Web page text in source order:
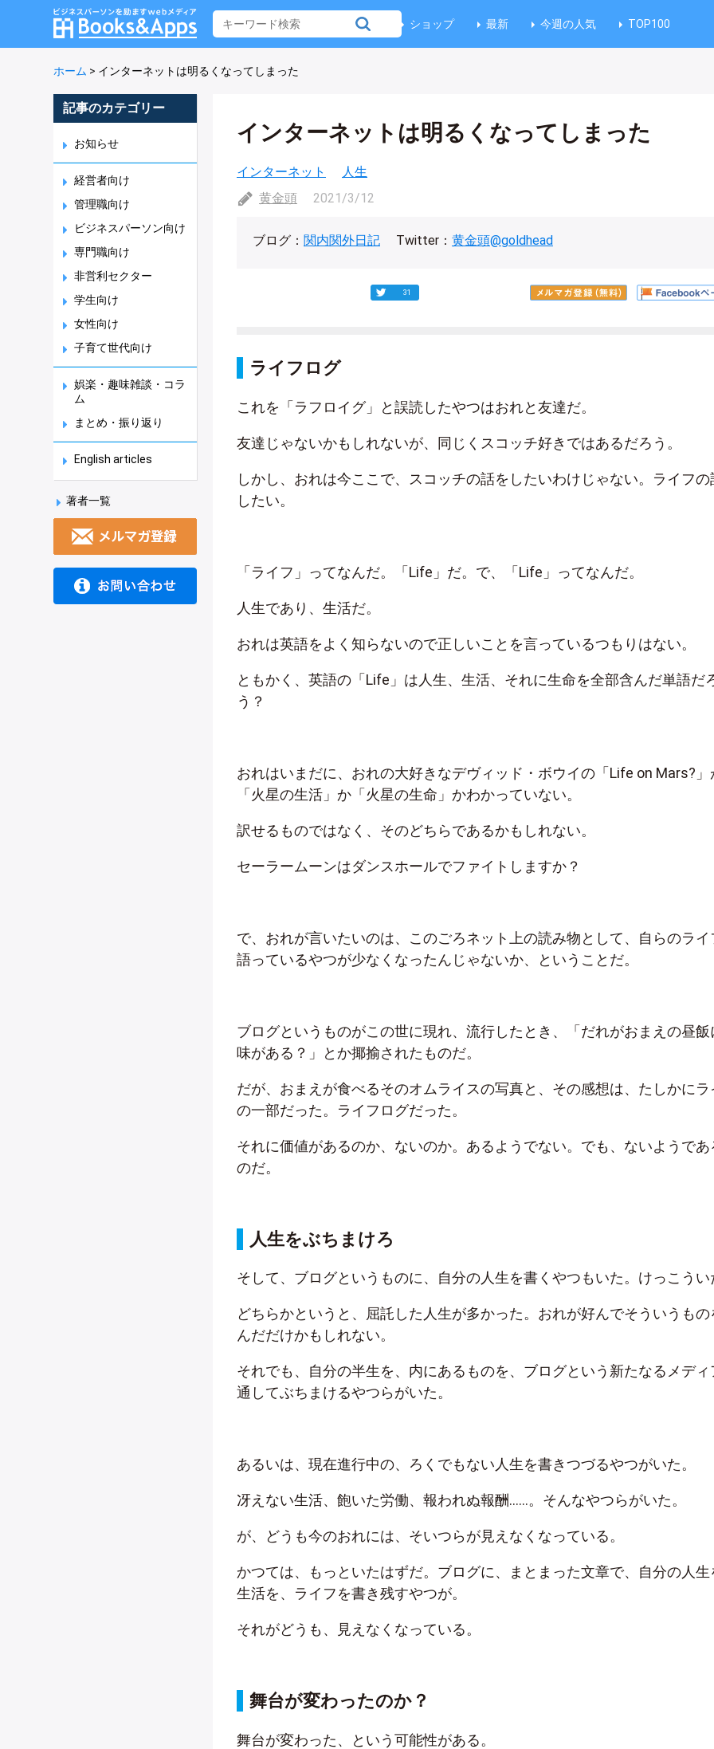
ショップ 最新 今週の人気 TOP100
ホーム > インターネットは明るくなってしまった
記事のカテゴリー
お知らせ
経営者向け
管理職向け
ビジネスパーソン向け
専門職向け
非営利セクター
学生向け
女性向け
子育て世代向け
娯楽・趣味雑談・コラ
ム
まとめ・振り返り
English articles
著者一覧
インターネットは明るくなってしまった
インターネット
人生
黄金頭
2021/3/12
ブログ： 関内関外日記 Twitter： 黄金頭@goldhead
31
ライフログ
これを「ラフロイグ」と誤読したやつはおれと友達だ。
友達じゃないかもしれないが、同じくスコッチ好きではあるだろう。
しかし、おれは今ここで、スコッチの話をしたいわけじゃない。ライフの
したい。
「ライフ」ってなんだ。「Life」だ。で、「Life」ってなんだ。
人生であり、生活だ。
おれは英語をよく知らないので正しいことを言っているつもりはない。
ともかく、英語の「Life」は人生、生活、それに生命を全部含んだ単語だ
う？
おれはいまだに、おれの大好きなデヴィッド・ボウイの「Life on Mars?」
「火星の生活」か「火星の生命」かわかっていない。
訳せるものではなく、そのどちらであるかもしれない。
セーラームーンはダンスホールでファイトしますか？
で、おれが言いたいのは、このごろネット上の読み物として、自らのライ
語っているやつが少なくなったんじゃないか、ということだ。
ブログというものがこの世に現れ、流行したとき、「だれがおまえの昼飯
味がある？」とか揶揄されたものだ。
だが、おまえが食べるそのオムライスの写真と、その感想は、たしかにラ
の一部だった。ライフログだった。
それに価値があるのか、ないのか。あるようでない。でも、ないようであ
のだ。
人生をぶちまけろ
そして、ブログというものに、自分の人生を書くやつもいた。けっこうい
どちらかというと、屈託した人生が多かった。おれが好んでそういうもの
んだだけかもしれない。
それでも、自分の半生を、内にあるものを、ブログという新たなるメディ
通してぶちまけるやつらがいた。
あるいは、現在進行中の、ろくでもない人生を書きつづるやつがいた。
冴えない生活、飽いた労働、報われぬ報酬……。そんなやつらがいた。
が、どうも今のおれには、そいつらが見えなくなっている。
かつては、もっといたはずだ。ブログに、まとまった文章で、自分の人生
生活を、ライフを書き残すやつが。
それがどうも、見えなくなっている。
舞台が変わったのか？
舞台が変わった、という可能性がある。